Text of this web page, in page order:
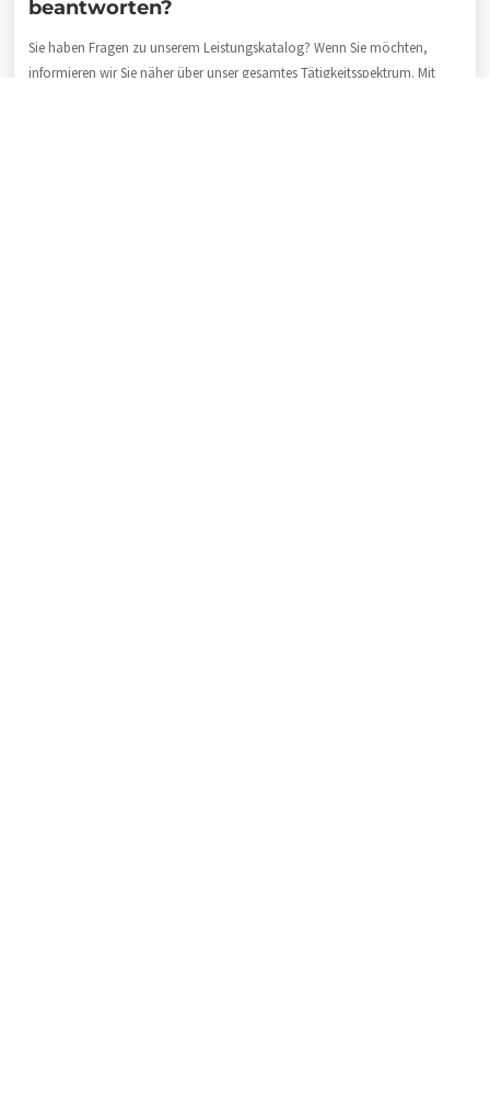
beantworten?
Sie haben Fragen zu unserem Leistungskatalog? Wenn Sie möchten,
informieren wir Sie näher über unser gesamtes Tätigkeitsspektrum. Mit